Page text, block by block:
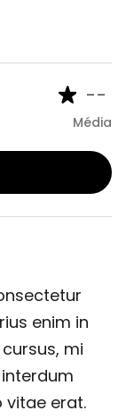
--
Média
enim in
mi
vitae erat.